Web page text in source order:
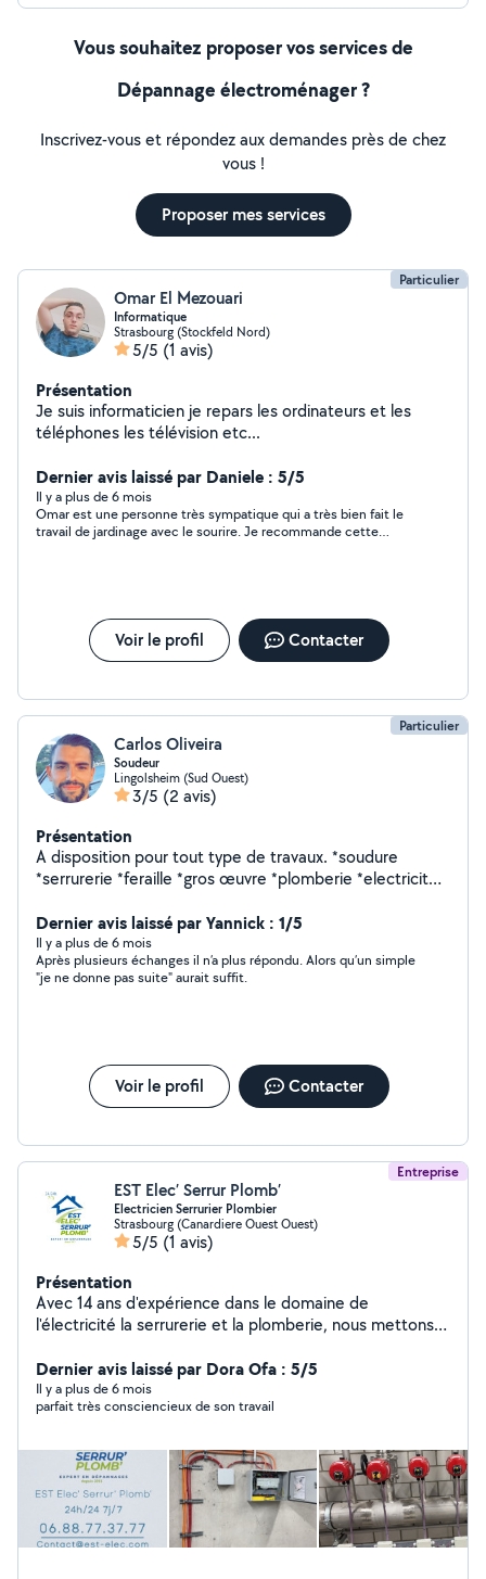
Vous souhaitez proposer vos services de
Dépannage électroménager ?
Inscrivez-vous et répondez aux demandes près de chez
vous !
Proposer mes services
Particulier
Omar El Mezouari
Informatique
Strasbourg (Stockfeld Nord)
5/5 (1 avis)
Présentation
Je suis informaticien je repars les ordinateurs et les
téléphones les télévision etc...
Dernier avis laissé par Daniele : 5/5
Il y a plus de 6 mois
Omar est une personne très sympatique qui a très bien fait le
travail de jardinage avec le sourire. Je recommande cette
Voir le profil Contacter
Particulier
Carlos Oliveira
Soudeur
Lingolsheim (Sud Ouest)
3/5 (2 avis)
Présentation
A disposition pour tout type de travaux. *soudure
*serrurerie *feraille *gros œuvre *plomberie *electricité
Dernier avis laissé par Yannick : 1/5
Il y a plus de 6 mois
Après plusieurs échanges il n’a plus répondu. Alors qu’un simple
"je ne donne pas suite" aurait suffit.
Voir le profil Contacter
Entreprise
EST Elec’ Serrur Plomb’
Electricien Serrurier Plombier
Strasbourg (Canardiere Ouest Ouest)
5/5 (1 avis)
Présentation
Avec 14 ans d'expérience dans le domaine de
l'électricité la serrurerie et la plomberie, nous mettons
professionnels. Que ce soit pour des installations
neuves, des rénovations, du dépannage ou de la mise
en conformité, nous garantissons un travail soigné,
appel à nous pour des solutions électriques fiables et
durables
Dernier avis laissé par Dora Ofa : 5/5
Il y a plus de 6 mois
parfait très consciencieux de son travail